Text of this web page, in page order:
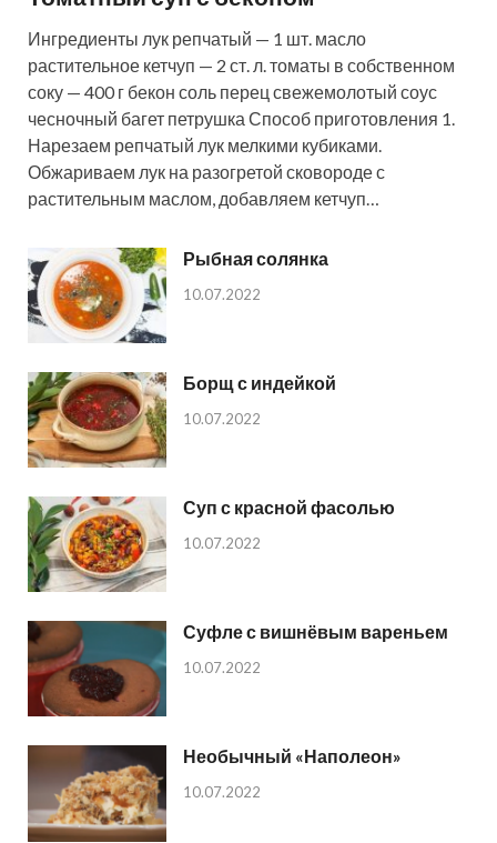
Ингредиенты лук репчатый — 1 шт. масло
растительное кетчуп — 2 ст. л. томаты в собственном
соку — 400 г бекон соль перец свежемолотый соус
чесночный багет петрушка Способ приготовления 1.
Нарезаем репчатый лук мелкими кубиками.
Обжариваем лук на разогретой сковороде с
растительным маслом, добавляем кетчуп…
Рыбная солянка
10.07.2022
Борщ с индейкой
10.07.2022
Суп с красной фасолью
10.07.2022
Суфле с вишнёвым вареньем
10.07.2022
Необычный «Наполеон»
10.07.2022